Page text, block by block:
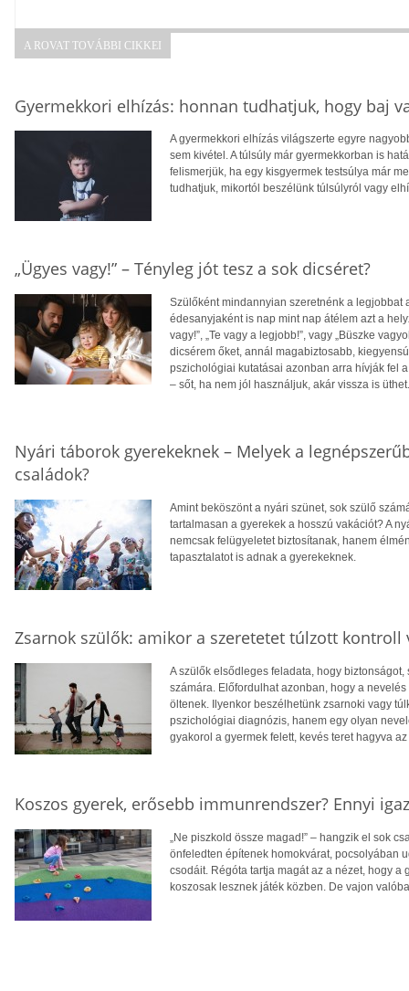
A ROVAT TOVÁBBI CIKKEI
Gyermekkori elhízás: honnan tudhatjuk, hogy baj
A gyermekkori elhízás világszerte egyre
sem kivétel. A túlsúly már gyermekkorban is
felismerjük, ha egy kisgyermek testsúlya már
tudhatjuk, mikortól beszélünk túlsúlyról vagy
„Ügyes vagy!” – Tényleg jót tesz a sok dicséret?
Szülőként mindannyian szeretnénk a legjobbat
édesanyjaként is nap mint nap átélem azt a
vagy!”, „Te vagy a legjobb!”, vagy „Büszke
dicsérem őket, annál magabiztosabb,
pszichológiai kutatásai azonban arra hívják fel
– sőt, ha nem jól használjuk, akár vissza is üthet.
Nyári táborok gyerekeknek – Melyek a
családok?
Amint beköszönt a nyári szünet, sok szülő
tartalmasan a gyerekek a hosszú vakációt? A
nemcsak felügyeletet biztosítanak, hanem
tapasztalatot is adnak a gyerekeknek.
Zsarnok szülők: amikor a szeretetet túlzott kontroll
A szülők elsődleges feladata, hogy
számára. Előfordulhat azonban, hogy a
öltenek. Ilyenkor beszélhetünk zsarnoki vagy
pszichológiai diagnózis, hanem egy olyan
gyakorol a gyermek felett, kevés teret hagyva
Koszos gyerek, erősebb immunrendszer? Ennyi
„Ne piszkold össze magad!” – hangzik el sok
önfeledten építenek homokvárat, pocsolyában
csodáit. Régóta tartja magát az a nézet, hogy
koszosak lesznek játék közben. De vajon